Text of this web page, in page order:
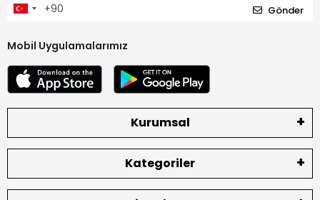
Gönder
Mobil Uygulamalarımız
Kurumsal
Kategoriler